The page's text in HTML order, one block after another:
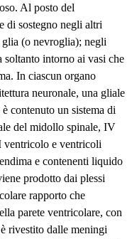
Al posto del
di sostegno negli altri
glia (o nevroglia); negli
soltanto intorno ai vasi che
In ciascun organo
neuronale, una gliale
contenuto un sistema di
del midollo spinale, IV
ventricolo e ventricoli
e contenenti liquido
prodotto dai plessi
rapporto che
parete ventricolare, con
rivestito dalle meningi